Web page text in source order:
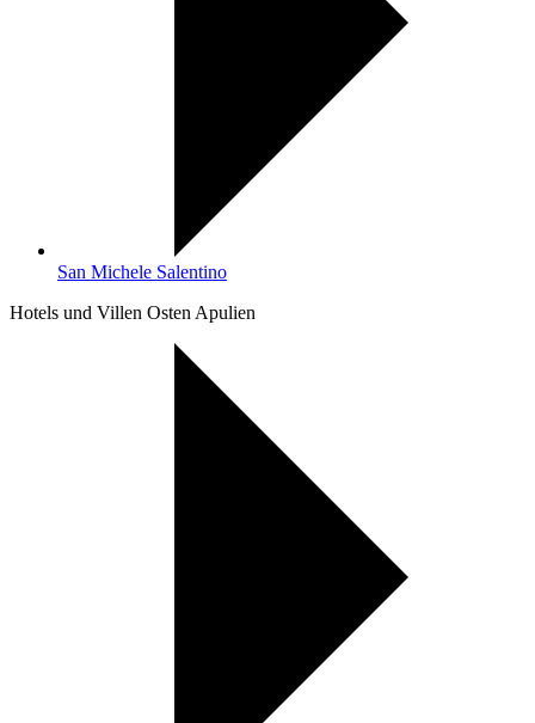
San Michele Salentino
Hotels und Villen Osten Apulien